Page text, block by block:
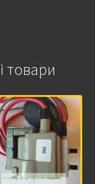
товари